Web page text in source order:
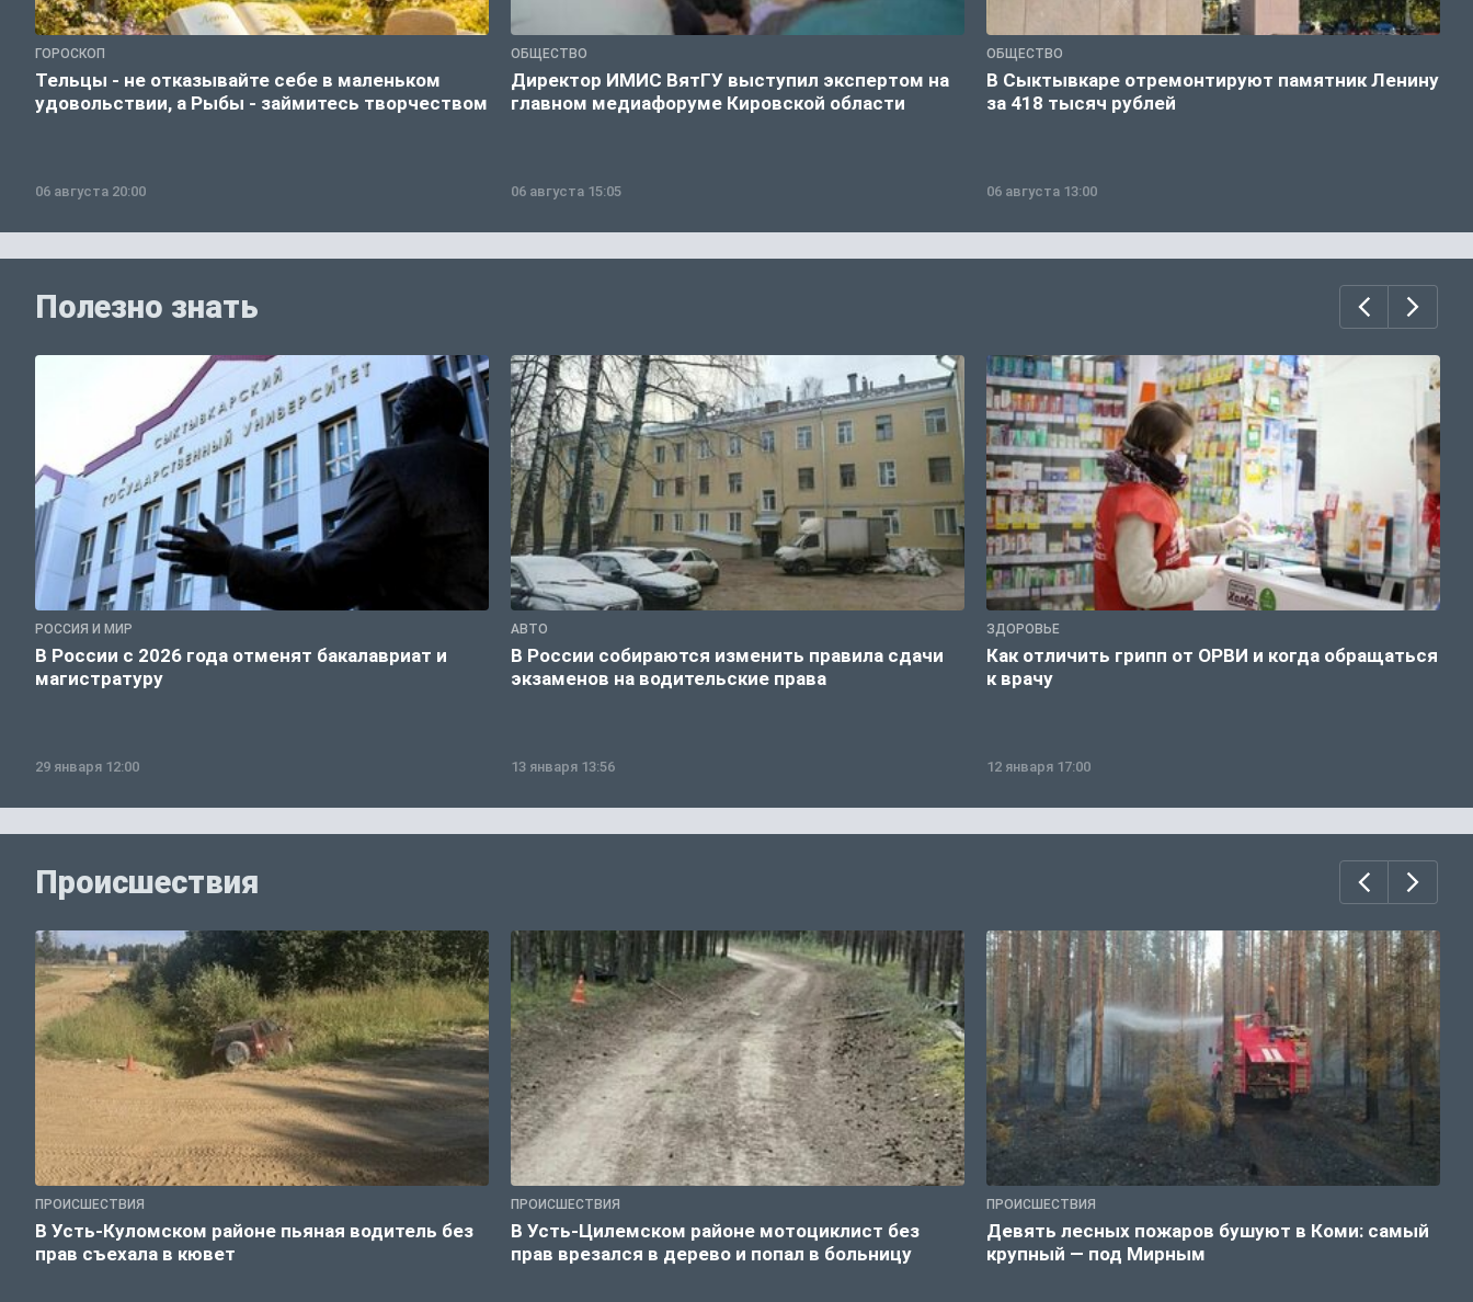
ГОРОСКОП
Тельцы - не отказывайте себе в маленьком
удовольствии, а Рыбы - займитесь творчеством
06 августа 20:00
ОБЩЕСТВО
Директор ИМИС ВятГУ выступил экспертом на
главном медиафоруме Кировской области
06 августа 15:05
ОБЩЕСТВО
В Сыктывкаре отремонтируют памятник Ленину
за 418 тысяч рублей
06 августа 13:00
Полезно знать
РОССИЯ И МИР
В России с 2026 года отменят бакалавриат и
магистратуру
29 января 12:00
АВТО
В России собираются изменить правила сдачи
экзаменов на водительские права
13 января 13:56
ЗДОРОВЬЕ
Как отличить грипп от ОРВИ и когда обращаться
к врачу
12 января 17:00
Происшествия
ПРОИСШЕСТВИЯ
В Усть-Куломском районе пьяная водитель без
прав съехала в кювет
ПРОИСШЕСТВИЯ
В Усть-Цилемском районе мотоциклист без
прав врезался в дерево и попал в больницу
ПРОИСШЕСТВИЯ
Девять лесных пожаров бушуют в Коми: самый
крупный — под Мирным